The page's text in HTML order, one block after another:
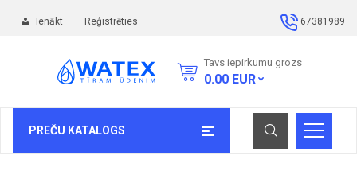
Ienākt Reģistrēties 67381989
Tavs iepirkumu grozs
0.00 EUR
PREČU KATALOGS